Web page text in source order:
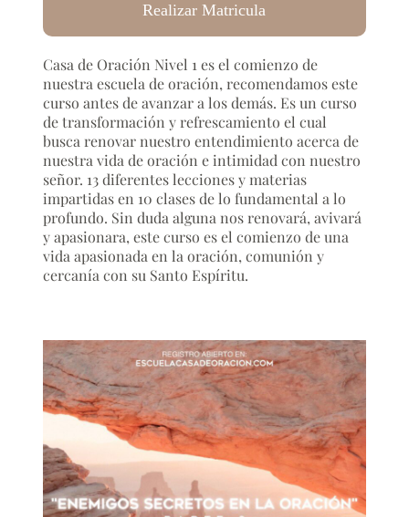
Realizar Matricula
Casa de Oración Nivel 1 es el comienzo de
nuestra escuela de oración, recomendamos este
curso antes de avanzar a los demás. Es un curso
de transformación y refrescamiento el cual
busca renovar nuestro entendimiento acerca de
nuestra vida de oración e intimidad con nuestro
señor. 13 diferentes lecciones y materias
impartidas en 10 clases de lo fundamental a lo
profundo. Sin duda alguna nos renovará, avivará
y apasionara, este curso es el comienzo de una
vida apasionada en la oración, comunión y
cercanía con su Santo Espíritu.